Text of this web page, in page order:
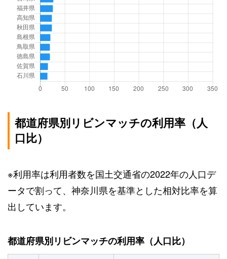
都道府県別リビンマッチの利用率（人
口比）
※利用率は利用者数を国土交通省の2022年の人口デ
ータで割って、神奈川県を基準とした相対比率を算
出しています。
都道府県別リビンマッチの利用率（人口比）